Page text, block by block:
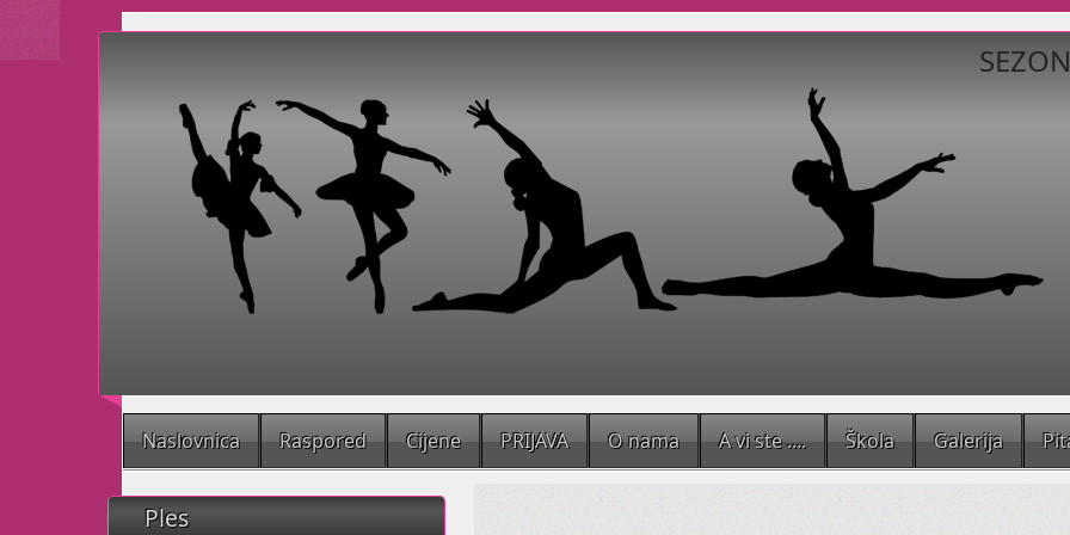
Balet za odrasle je tu uvijek za
Trbušni ples za seniorke.
Tribal fusion.
Osim dobrog fizičkog stanaj
bolesti i poremećaja, poput nesanice i astme.
Naslovnica Raspored Cijene PRIJAVA O nama A vi ste .... Škola Galerija
Ples